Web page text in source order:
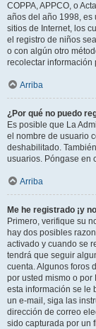
COPPA, APPCO, o
años del año 1998, es
sitios de Internet, los
el registro de niños
o con algún otro
recolectar información
Arriba
¿Por qué no puedo
Es posible que La
el nombre de usuario
deshabilitado.
usuarios. Póngase en
Arriba
Me he registrado ¡y
Primero, verifique su
hay dos posibles
activado y cuando se
tendrá que seguir
cuenta. Algunos foros
por usted mismo o
esta información se le
un e-mail, siga las
dirección de correo
sido capturada por un